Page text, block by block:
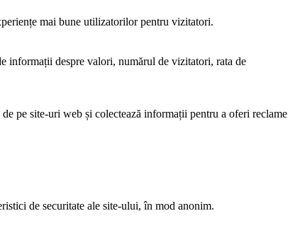
mai bune utilizatorilor pentru vizitatori.
informații despre valori, numărul de vizitatori, rata de
pe site-uri web și colectează informații pentru a oferi reclame
de securitate ale site-ului, în mod anonim.